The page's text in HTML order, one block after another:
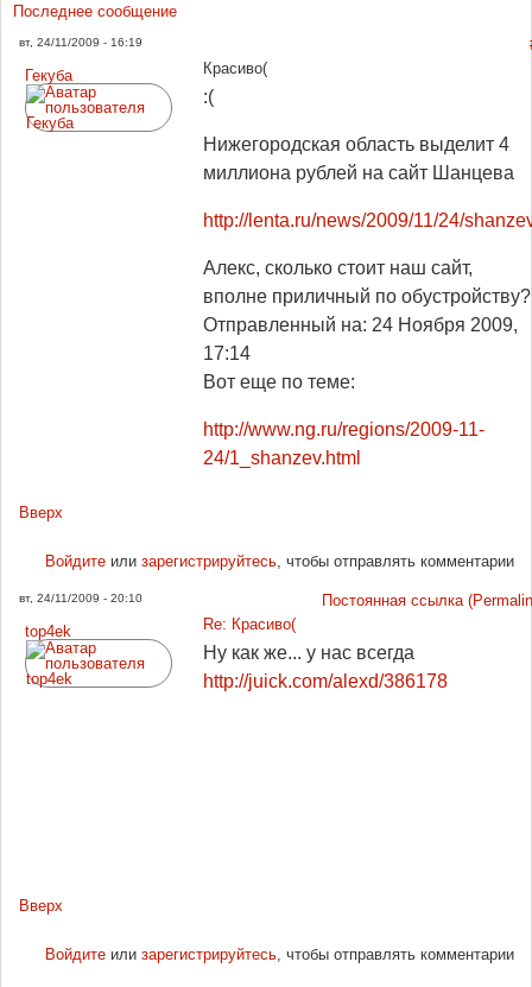
Последнее сообщение
вт, 24/11/2009 - 16:19
Гекуба
Красиво(
:(
Нижегородская область выделит 4
миллиона рублей на сайт Шанцева
http://lenta.ru/news/2009/11/24/
Алекс, сколько стоит наш сайт,
вполне приличный по обустройству?
Отправленный на: 24 Ноября 2009,
17:14
Вот еще по теме:
http://www.ng.ru/regions/2009-11-
24/1_shanzev.html
Вверх
Войдитеили зарегистрируйтесь, чтобы отправлять комментарии
вт, 24/11/2009 - 20:10
Постоянная ссылка
top4ek
Re: Красиво(
Ну как же... у нас всегда
http://juick.com/alexd/386178
Вверх
Войдитеили зарегистрируйтесь, чтобы отправлять комментарии